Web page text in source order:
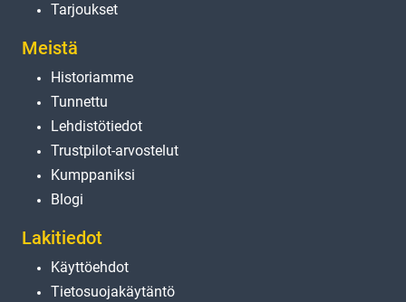
Tarjoukset
Meistä
Historiamme
Tunnettu
Lehdistötiedot
Trustpilot-arvostelut
Kumppaniksi
Blogi
Lakitiedot
Käyttöehdot
Tietosuojakäytäntö